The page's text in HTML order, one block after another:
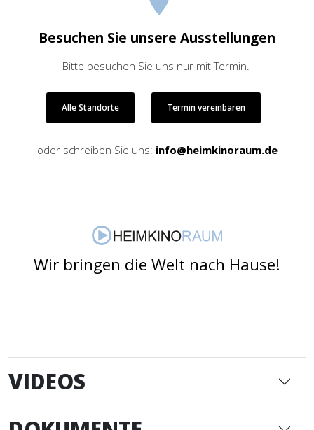
Besuchen Sie unsere Ausstellungen
Bitte besuchen Sie uns nur mit Termin.
Alle Standorte Termin vereinbaren
oder schreiben Sie uns: info@heimkinoraum.de
Wir bringen die Welt nach Hause!
VIDEOS